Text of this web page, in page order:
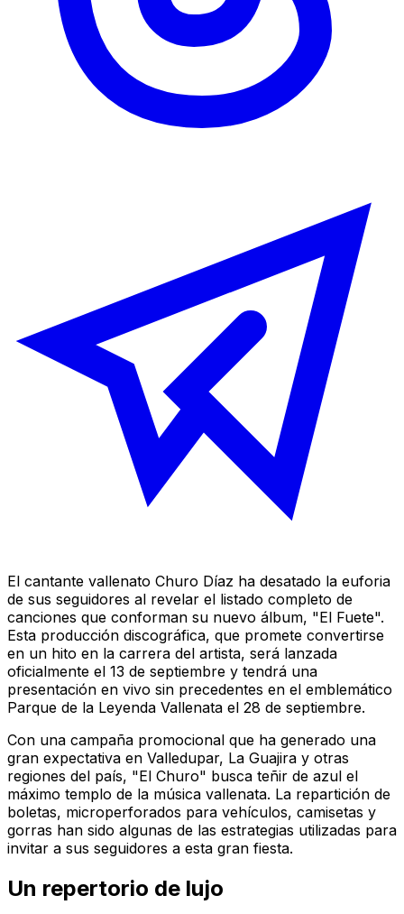
El cantante vallenato Churo Díaz ha desatado la euforia
de sus seguidores al revelar el listado completo de
canciones que conforman su nuevo álbum, "El Fuete".
Esta producción discográfica, que promete convertirse
en un hito en la carrera del artista, será lanzada
oficialmente el 13 de septiembre y tendrá una
presentación en vivo sin precedentes en el emblemático
Parque de la Leyenda Vallenata el 28 de septiembre.
Con una campaña promocional que ha generado una
gran expectativa en Valledupar, La Guajira y otras
regiones del país, "El Churo" busca teñir de azul el
máximo templo de la música vallenata. La repartición de
boletas, microperforados para vehículos, camisetas y
gorras han sido algunas de las estrategias utilizadas para
invitar a sus seguidores a esta gran fiesta.
Un repertorio de lujo